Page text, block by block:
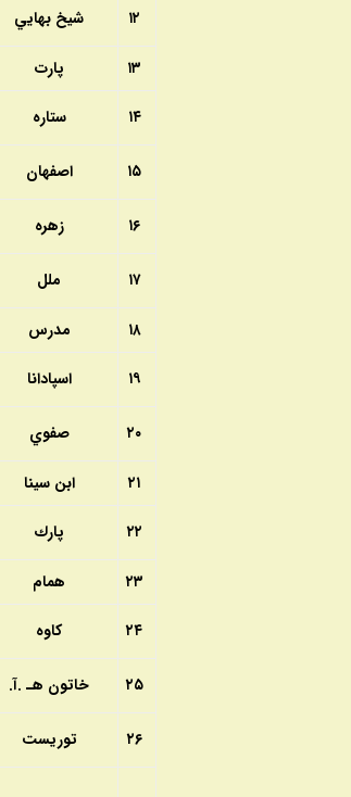
۱۲ شيخ بهايي
۱۳ پارت
۱۴ ستاره
۱۵ اصفهان
۱۶ زهره
۱۷ ملل
۱۸ مدرس
۱۹ اسپادانا
۲۰ صفوي
۲۱ ابن سينا
۲۲ پارك
۲۳ همام
۲۴ كاوه
۲۵ خاتون هـ .آ.
۲۶ توريست